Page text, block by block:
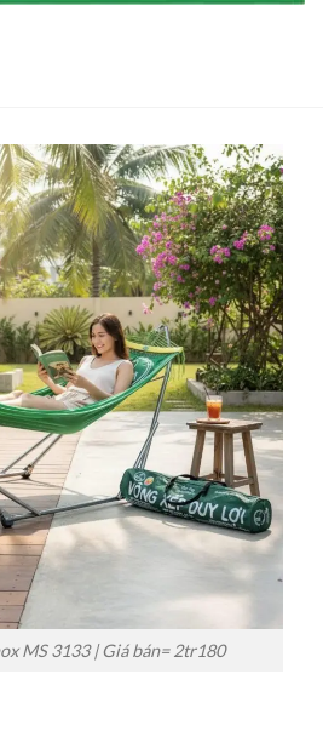
MS 3133 | Giá bán= 2tr180